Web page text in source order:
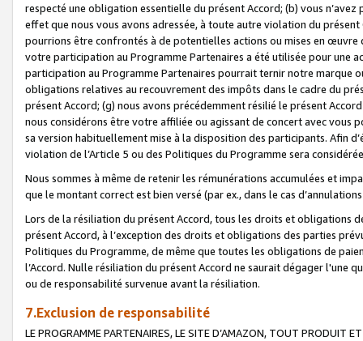
respecté une obligation essentielle du présent Accord; (b) vous
effet que nous vous avons adressée, à toute autre violation du
pourrions être confrontés à de potentielles actions ou mises en
votre participation au Programme Partenaires a été utilisée pour une
participation au Programme Partenaires pourrait ternir notre marque
obligations relatives au recouvrement des impôts dans le cadre du
présent Accord; (g) nous avons précédemment résilié le présent
nous considérons être votre affiliée ou agissant de concert avec vous
sa version habituellement mise à la disposition des participants. Afin
violation de l’Article 5 ou des Politiques du Programme sera
Nous sommes à même de retenir les rémunérations accumulées et
que le montant correct est bien versé (par ex., dans le cas
Lors de la résiliation du présent Accord, tous les droits et obligations
présent Accord, à l’exception des droits et obligations des parties
Politiques du Programme, de même que toutes les obligations de
l’Accord. Nulle résiliation du présent Accord ne saurait dégager l'une
ou de responsabilité survenue avant la résiliation.
7.Exclusion de responsabilité
LE PROGRAMME PARTENAIRES, LE SITE D’AMAZON, TOUT PRODUIT